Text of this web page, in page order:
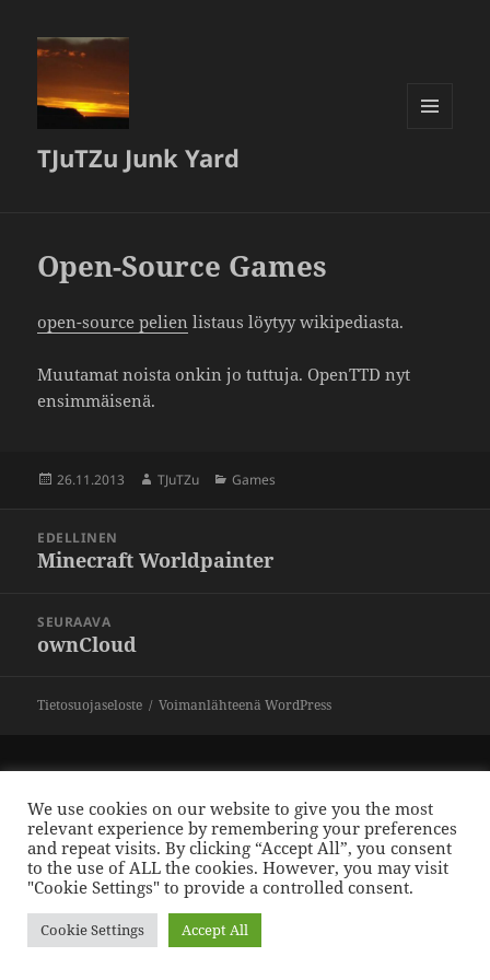
TJuTZu Junk Yard
Open-Source Games
open-source pelien listaus löytyy wikipediasta.
Muutamat noista onkin jo tuttuja. OpenTTD nyt
ensimmäisenä.
Julkaistu
26.11.2013 Kirjoittaja
TJuTZu Kategoriat
Games
selausEDELLINEN
Edellinen
Minecraft Worldpainter
SEURAAVA
Seuraava
ownCloud
Tietosuojaseloste Voimanlähteenä WordPress
We use cookies on our website to give you the most
relevant experience by remembering your preferences
and repeat visits. By clicking “Accept All”, you consent
to the use of ALL the cookies. However, you may visit
"Cookie Settings" to provide a controlled consent.
Cookie Settings Accept All